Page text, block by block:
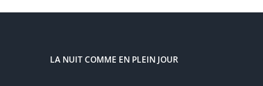
LA NUIT COMME EN PLEIN JOUR